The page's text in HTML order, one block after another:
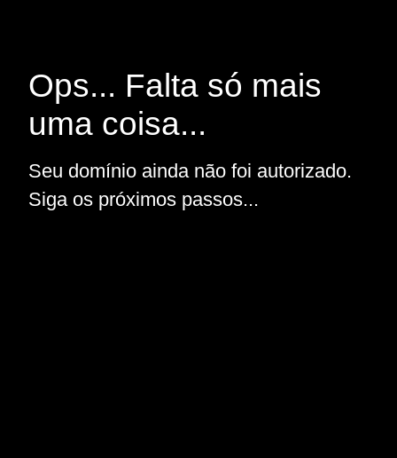
Ops... Falta só mais
uma coisa...
Seu domínio ainda não foi autorizado.
Siga os próximos passos...